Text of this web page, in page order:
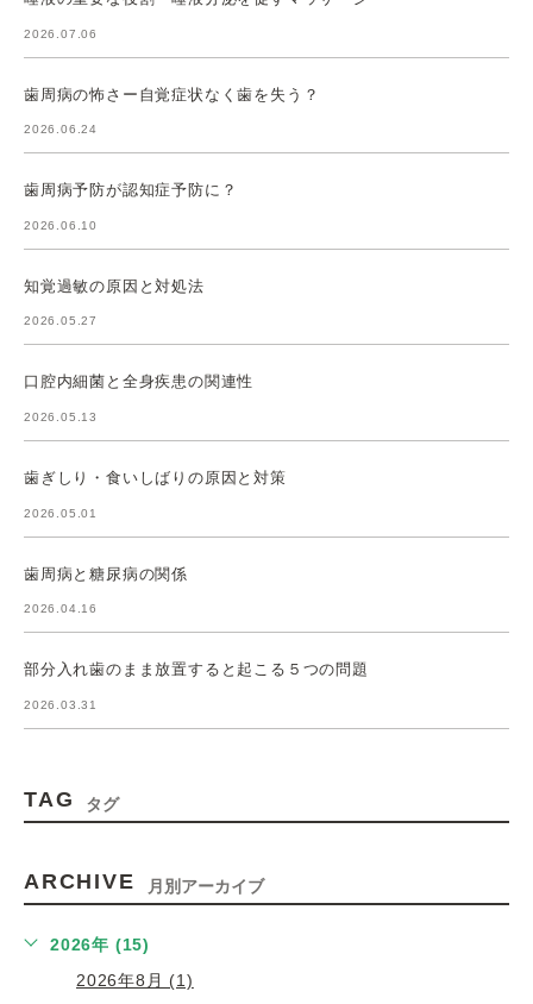
2026.07.06
歯周病の怖さー自覚症状なく歯を失う？
2026.06.24
歯周病予防が認知症予防に？
2026.06.10
知覚過敏の原因と対処法
2026.05.27
口腔内細菌と全身疾患の関連性
2026.05.13
歯ぎしり・食いしばりの原因と対策
2026.05.01
歯周病と糖尿病の関係
2026.04.16
部分入れ歯のまま放置すると起こる５つの問題
2026.03.31
TAG タグ
ARCHIVE 月別アーカイブ
2026年 (15)
2026年8月 (1)